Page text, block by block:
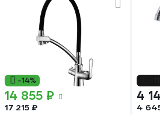
-14%
14 855 ₽
17 215 ₽
4
4